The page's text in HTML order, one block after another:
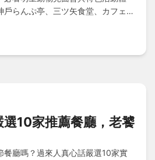
らんぷ亭、三ツ矢食堂、カフェ・
最後附上常見問答，助你打造完美
10家推薦餐廳，老饕
餐廳嗎？過來人真心話嚴選10家實